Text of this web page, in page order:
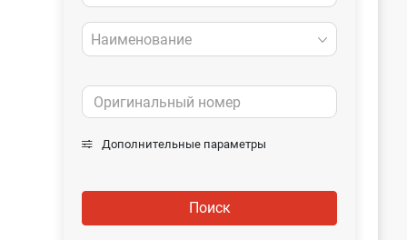
Наименование
Дополнительные параметры
Поиск